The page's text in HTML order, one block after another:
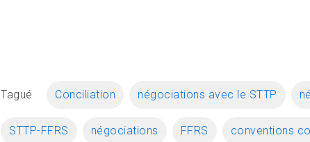
Tagué Conciliation négociations avec le STTP
STTP-FFRS négociations FFRS conventions